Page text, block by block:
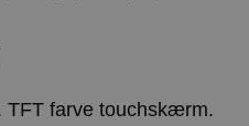
TFT farve touchskærm.